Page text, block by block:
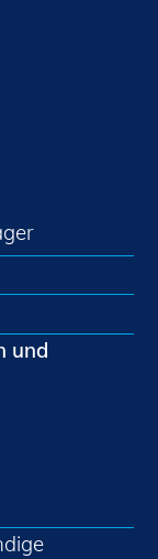
und